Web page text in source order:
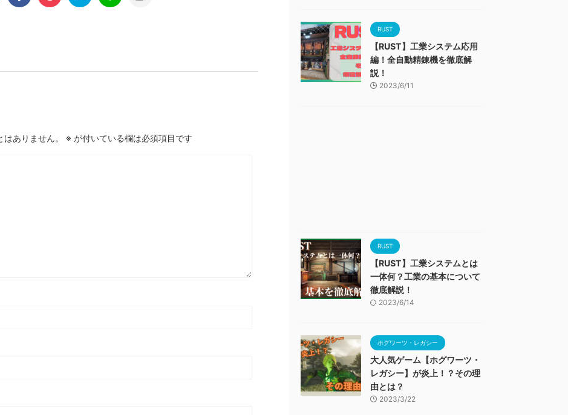
ありません。 ※ が付いている欄は必須項目です
RUST
【RUST】工業システム応用
編！全自動精錬機を徹底解
説！
2023/6/11
RUST
【RUST】工業システムとは
一体何？工業の基本について
徹底解説！
2023/6/14
ホグワーツ・レガシー
大人気ゲーム【ホグワーツ・
レガシー】が炎上！？その理
由とは？
2023/3/22